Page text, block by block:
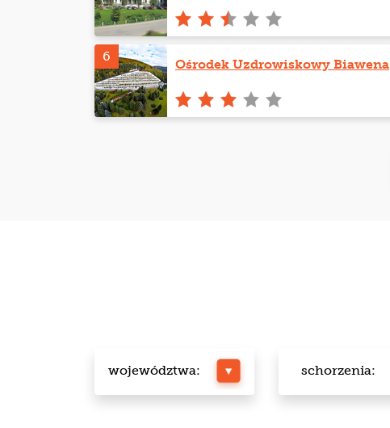
6
Ośrodek Uzdrowiskowy Biawena
województwa: schorzenia: